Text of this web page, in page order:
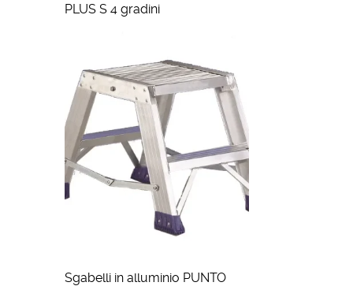
PLUS S 4 gradini
Sgabelli in alluminio PUNTO